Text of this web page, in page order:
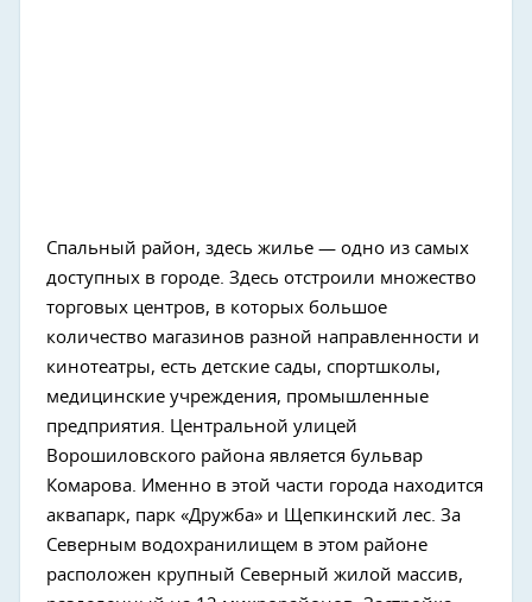
Спальный район, здесь жилье — одно из самых
доступных в городе. Здесь отстроили множество
торговых центров, в которых большое
количество магазинов разной направленности и
кинотеатры, есть детские сады, спортшколы,
медицинские учреждения, промышленные
предприятия. Центральной улицей
Ворошиловского района является бульвар
Комарова. Именно в этой части города находится
аквапарк, парк «Дружба» и Щепкинский лес. За
Северным водохранилищем в этом районе
расположен крупный Северный жилой массив,